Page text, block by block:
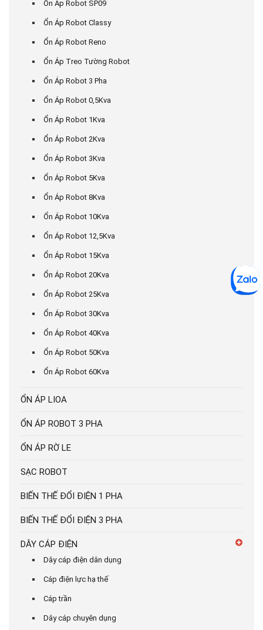
Ổn Áp Robot SP09
Ổn Áp Robot Classy
Ổn Áp Robot Reno
Ổn Áp Treo Tường Robot
Ổn Áp Robot 3 Pha
Ổn Áp Robot 0,5Kva
Ổn Áp Robot 1Kva
Ổn Áp Robot 2Kva
Ổn Áp Robot 3Kva
Ổn Áp Robot 5Kva
Ổn Áp Robot 8Kva
Ổn Áp Robot 10Kva
Ổn Áp Robot 12,5Kva
Ổn Áp Robot 15Kva
Ổn Áp Robot 20Kva
Ổn Áp Robot 25Kva
Ổn Áp Robot 30Kva
Ổn Áp Robot 40Kva
Ổn Áp Robot 50Kva
Ổn Áp Robot 60Kva
ỔN ÁP LIOA
ỔN ÁP ROBOT 3 PHA
ỔN ÁP RỜ LE
SẠC ROBOT
BIẾN THẾ ĐỔI ĐIỆN 1 PHA
BIẾN THẾ ĐỔI ĐIỆN 3 PHA
DÂY CÁP ĐIỆN
Dây cáp điện dân dụng
Cáp điện lực hạ thế
Cáp trần
Dây cáp chuyên dụng